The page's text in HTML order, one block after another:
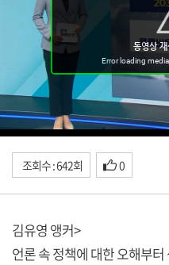
조회수 : 642회 0
김유영 앵커>
언론 속 정책에 대한 오해부